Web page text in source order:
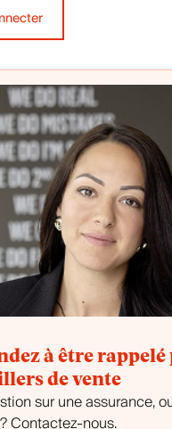
à être rappelé
de vente
sur une assurance,
Contactez-nous.